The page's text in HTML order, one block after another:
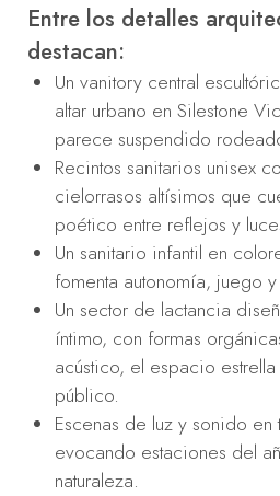
Entre los detalles
destacan:
Un vanitory central
altar urbano en Silestone
parece suspendido
Recintos sanitarios unisex
cielorrasos altísimos que
poético entre reflejos y
Un sanitario infantil en
fomenta autonomía, juego
Un sector de lactancia
íntimo, con formas
acústico, el espacio
público.
Escenas de luz y sonido en
evocando estaciones del
naturaleza.